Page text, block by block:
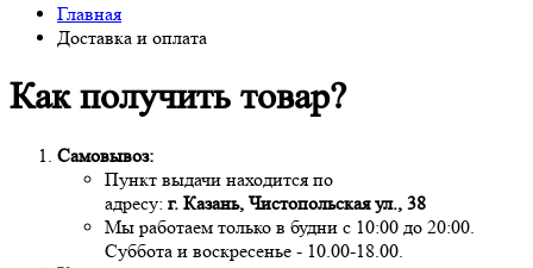
Главная
Доставка и оплата
Как получить товар?
Самовывоз:
Пункт выдачи находится по
адресу: г. Казань, Чистопольская ул., 38
Мы работаем только в будни с 10:00 до 20:00.
Суббота и воскресенье - 10.00-18.00.